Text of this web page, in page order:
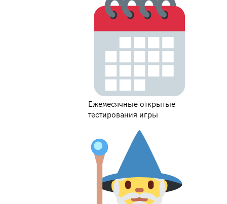
Ежемесячные открытые
тестирования игры